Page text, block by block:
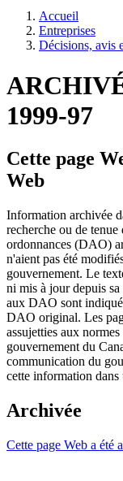
Accueil
Entreprises
Décisions, avis
1999-97
Cette page
Web
Information archivée
recherche ou de
ordonnances (DAO)
n'aient pas été
gouvernement. Le
ni mis à jour depuis
aux DAO sont
DAO original. Les
assujetties aux
gouvernement du
communication du
cette information dans
Archivée
Cette page Web a été